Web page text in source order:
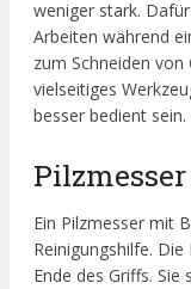
weniger stark.
Arbeiten während
zum Schneiden
vielseitiges
besser bedient sein.
Ein Pilzmesser mit
Reinigungshilfe.
Ende des Griffs.